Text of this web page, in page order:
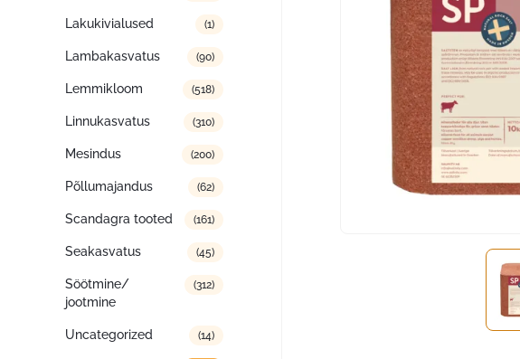
Lakukivialused (1)
Lambakasvatus (90)
Lemmikloom (518)
Linnukasvatus (310)
Mesindus (200)
Põllumajandus (62)
Scandagra tooted (161)
Seakasvatus (45)
Söötmine/
jootmine
(312)
Uncategorized (14)